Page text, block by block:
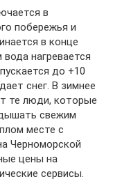
в
побережья и
в конце
нагревается
до +10
снег. В зимнее
те люди, которые
свежим
месте с
Черноморской
цены на
сервисы.